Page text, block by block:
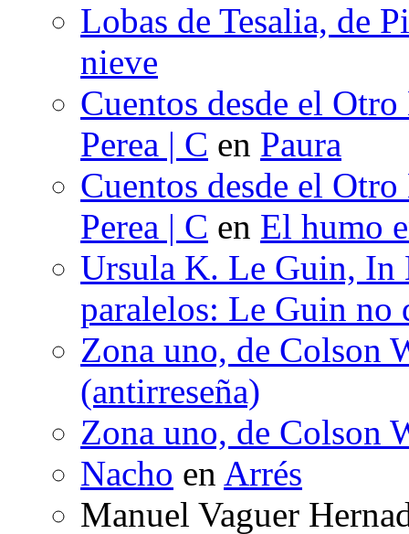
Lobas de Tesalia, de
nieve
Cuentos desde el
Perea | C en Paura
Cuentos desde el
Perea | C en El humo
Ursula K. Le Guin, In
paralelos: Le Guin no
Zona uno, de Colson
(antirreseña)
Zona uno, de Colson
Nacho en Arrés
Manuel Vaguer